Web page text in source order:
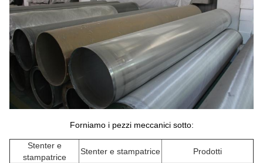
Forniamo i pezzi meccanici sotto:
Stenter e
stampatrice
Stenter e stampatrice Prodotti